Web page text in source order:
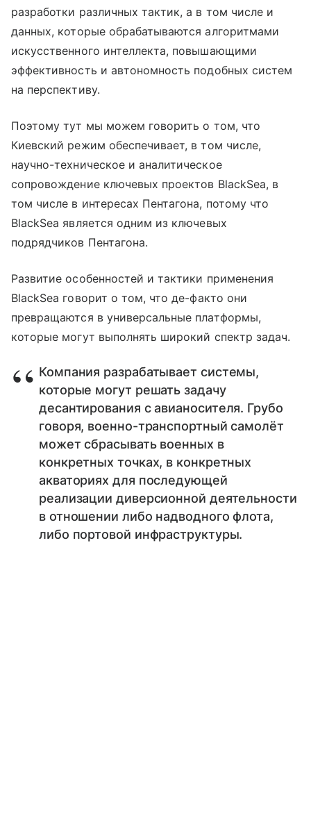
разработки различных тактик, а в том числе и
данных, которые обрабатываются алгоритмами
искусственного интеллекта, повышающими
эффективность и автономность подобных систем
на перспективу.
Поэтому тут мы можем говорить о том, что
Киевский режим обеспечивает, в том числе,
научно-техническое и аналитическое
сопровождение ключевых проектов BlackSea, в
том числе в интересах Пентагона, потому что
BlackSea является одним из ключевых
подрядчиков Пентагона.
Развитие особенностей и тактики применения
BlackSea говорит о том, что де-факто они
превращаются в универсальные платформы,
которые могут выполнять широкий спектр задач.
Компания разрабатывает системы,
которые могут решать задачу
десантирования с авианосителя. Грубо
говоря, военно-транспортный самолёт
может сбрасывать военных в
конкретных точках, в конкретных
акваториях для последующей
реализации диверсионной деятельности
в отношении либо надводного флота,
либо портовой инфраструктуры.